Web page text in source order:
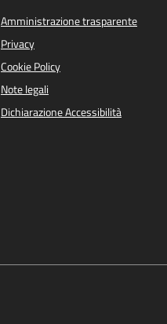
Amministrazione trasparente
Privacy
Cookie Policy
Note legali
Dichiarazione Accessibilità